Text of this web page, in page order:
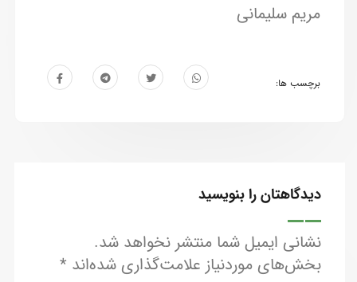
مریم سلیمانی
برچسب ها:
دیدگاهتان را بنویسید
نشانی ایمیل شما منتشر نخواهد شد.
بخش‌های موردنیاز علامت‌گذاری شده‌اند *